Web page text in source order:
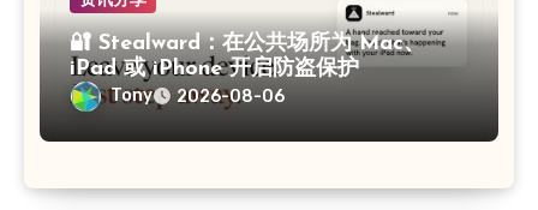
🔐 Stealward：在公共场所为 Mac、
iPad 或 iPhone 开启防盗保护
Tony 2026-08-06